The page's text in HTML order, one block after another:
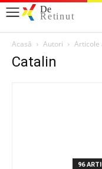
De
Retinut
Acasă Autori Articole
Catalin
96